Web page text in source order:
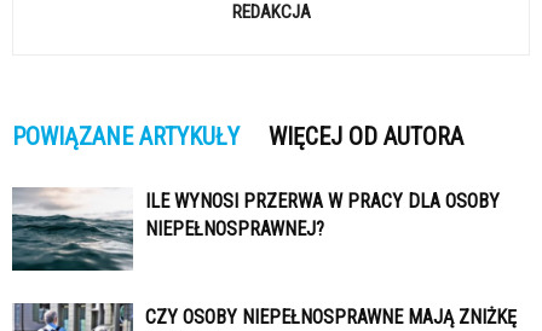
REDAKCJA
POWIĄZANE ARTYKUŁY WIĘCEJ OD AUTORA
ILE WYNOSI PRZERWA W PRACY DLA OSOBY
NIEPEŁNOSPRAWNEJ?
CZY OSOBY NIEPEŁNOSPRAWNE MAJĄ ZNIŻKĘ